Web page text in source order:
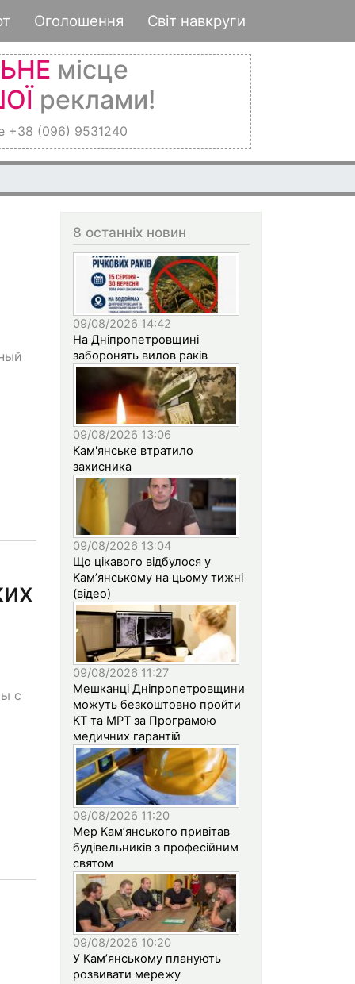
Оголошення Світ навкруги
місце
реклами!
+38 (096) 9531240
с
8 останніх новин
09/08/2026 14:42
На Дніпропетровщині
заборонять вилов раків
09/08/2026 13:06
Кам'янське втратило
захисника
09/08/2026 13:04
Що цікавого відбулося у
Кам’янському на цьому тижні
(відео)
09/08/2026 11:27
Мешканці Дніпропетровщини
можуть безкоштовно пройти
КТ та МРТ за Програмою
медичних гарантій
09/08/2026 11:20
Мер Кам’янського привітав
будівельників з професійним
святом
09/08/2026 10:20
У Кам’янському планують
розвивати мережу